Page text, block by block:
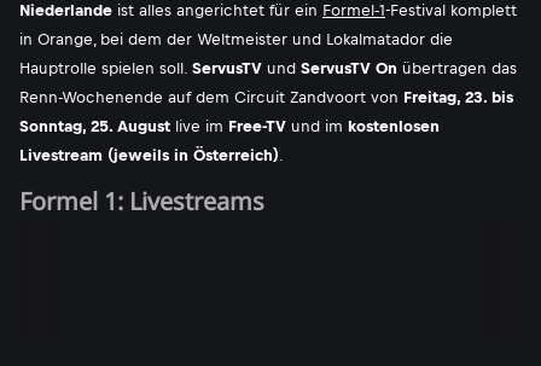
Niederlande ist alles angerichtet für ein Formel-1-Festival komplett
in Orange, bei dem der Weltmeister und Lokalmatador die
Hauptrolle spielen soll. ServusTV und ServusTV On übertragen das
Renn-Wochenende auf dem Circuit Zandvoort von Freitag, 23. bis
Sonntag, 25. August live im Free-TV und im kostenlosen
Livestream (jeweils in Österreich).
Formel 1: Livestreams